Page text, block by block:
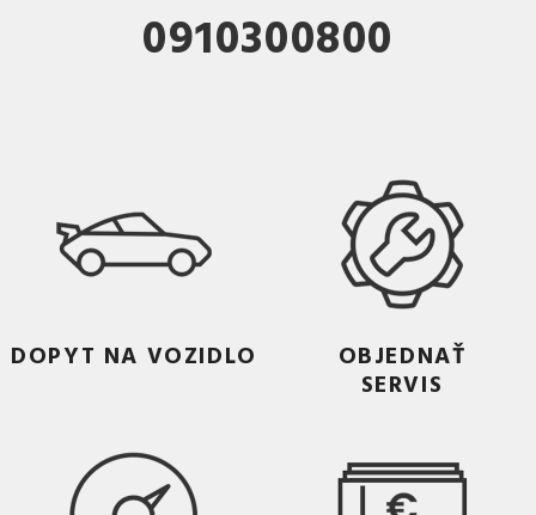
0910300800
DOPYT NA VOZIDLO
OBJEDNAŤ
SERVIS